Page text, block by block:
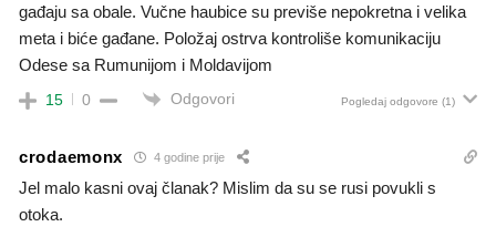
gađaju sa obale. Vučne haubice su previše nepokretna i velika
meta i biće gađane. Položaj ostrva kontroliše komunikaciju
Odese sa Rumunijom i Moldavijom
15 0 Odgovori Pogledaj odgovore (1)
crodaemonx 4 godine prije
Jel malo kasni ovaj članak? Mislim da su se rusi povukli s
otoka.